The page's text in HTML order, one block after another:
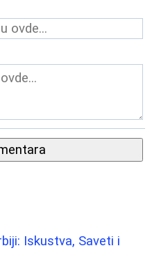
Iskustva, Saveti i